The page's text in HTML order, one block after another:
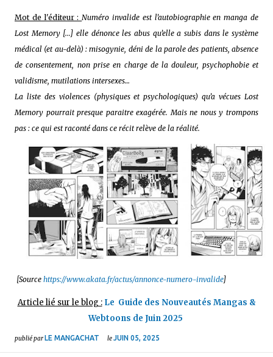
Mot de l'éditeur :Numéro invalide est l’autobiographie en manga de
Lost Memory [...] elle dénonce les abus qu’elle a subis dans le système
médical (et au-delà) : misogynie, déni de la parole des patients, absence
de consentement, non prise en charge de la douleur, psychophobie et
validisme, mutilations intersexes…
La liste des violences (physiques et psychologiques) qu’a vécues Lost
Memory pourrait presque paraitre exagérée. Mais ne nous y trompons
pas : ce qui est raconté dans ce récit relève de la réalité.
[Source https://www.akata.fr/actus/annonce-numero-invalide]
Article lié sur le blog : Le Guide des Nouveautés Mangas &
Webtoons de Juin 2025
publié parLE MANGACHAT leJUIN 05, 2025